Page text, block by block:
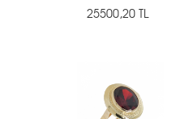
25500,20 TL